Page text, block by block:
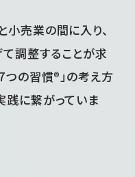
小売業の間に入り、
調整することが求
つの習慣®」の考え方
践に繋がっていま